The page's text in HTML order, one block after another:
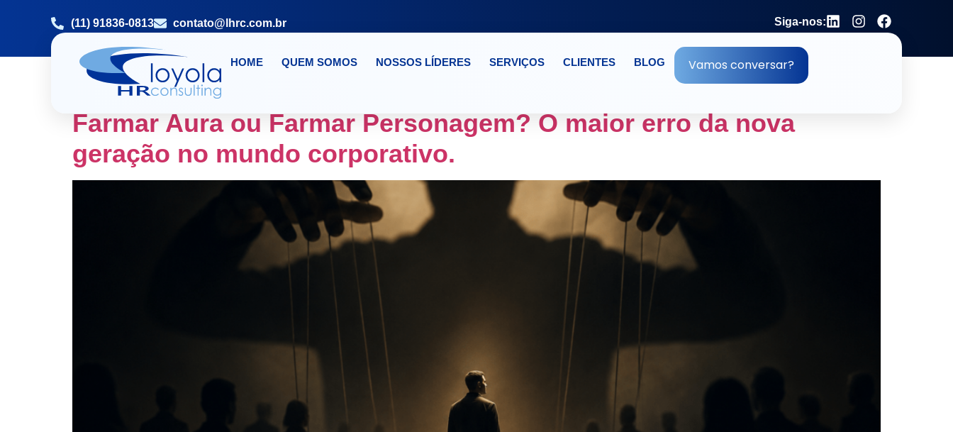
(11) 91836-0813 contato@lhrc.com.br Siga-nos:
HOME QUEM SOMOS NOSSOS LÍDERES SERVIÇOS CLIENTES BLOG Vamos conversar?
TAG:EMPRESA DE RH BROOKLIN
Farmar Aura ou Farmar Personagem? O maior erro da nova
geração no mundo corporativo.